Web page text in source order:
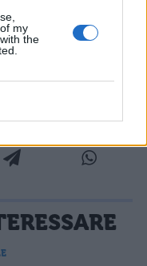
my
the
da Fb la